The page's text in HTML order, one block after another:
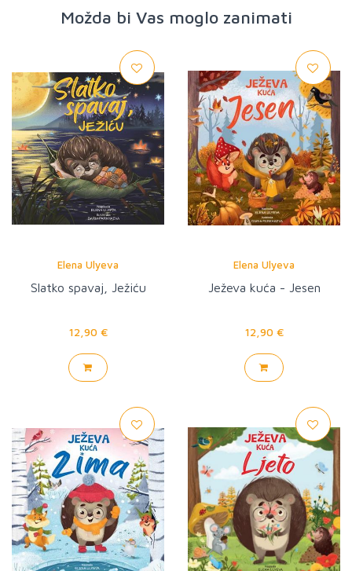
Možda bi Vas moglo zanimati
Elena Ulyeva
Slatko spavaj, Ježiću
12,90 €
Elena Ulyeva
Ježeva kuća - Jesen
12,90 €